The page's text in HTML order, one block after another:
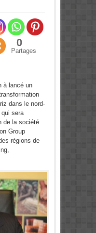
0
Partages
à lancé un
dans le nord-
sera
de la société
Group
régions de